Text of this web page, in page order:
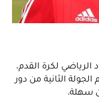
لكرة القدم،
الثانية من دور
سهلة.